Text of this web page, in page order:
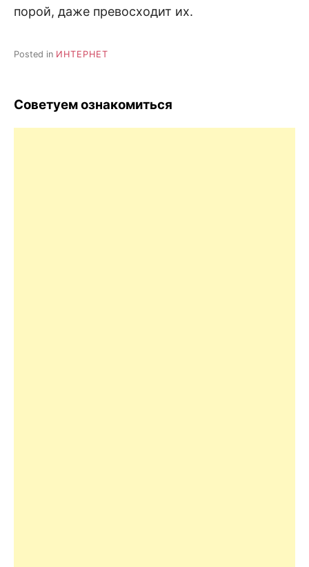
порой, даже превосходит их.
Posted in ИНТЕРНЕТ
Советуем ознакомиться